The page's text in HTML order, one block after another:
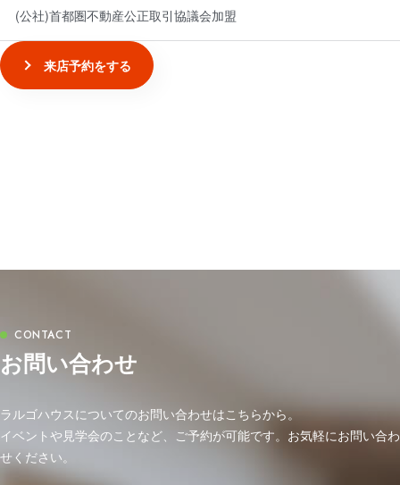
(公社)首都圏不動産公正取引協議会加盟
来店予約をする
お問い合わせ
ラルゴハウスについてのお問い合わせはこちらから。
イベントや見学会のことなど、ご予約が可能です。お気軽にお問い合わ
せください。